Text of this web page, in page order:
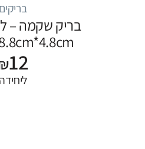
בריקים
בריק שקמה –
12
ליחידה